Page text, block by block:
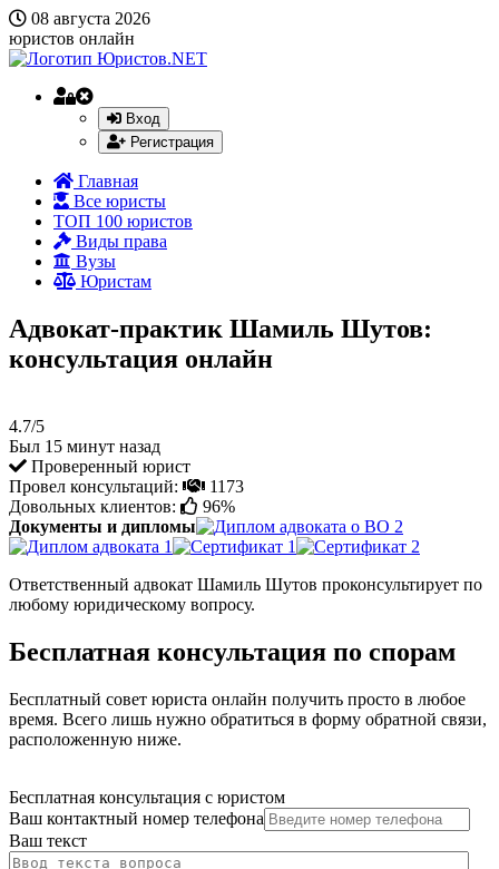
08 августа 2026
юристов онлайн
Вход
Регистрация
Главная
Все юристы
ТОП 100 юристов
Виды права
Вузы
Юристам
Адвокат-практик Шамиль Шутов:
консультация онлайн
4.7/5
Был 15 минут назад
Проверенный юрист
Провел консультаций:
1173
Довольных клиентов:
96%
Документы и дипломы
Ответственный адвокат Шамиль Шутов проконсультирует по
любому юридическому вопросу.
Бесплатная консультация по спорам
Бесплатный совет юриста онлайн получить просто в любое
время. Всего лишь нужно обратиться в форму обратной связи,
расположенную ниже.
Бесплатная консультация с юристом
Ваш контактный номер телефона
Ваш текст